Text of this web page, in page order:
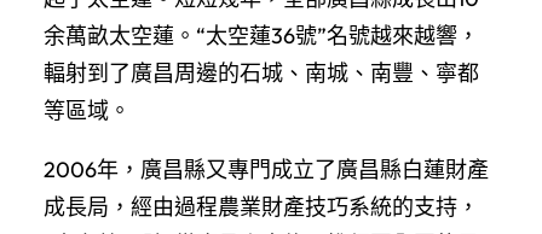
余萬畝太空蓮。“太空蓮36號”名號越來越響，
輻射到了廣昌周邊的石城、南城、南豐、寧都
等區域。
2006年，廣昌縣又專門成立了廣昌縣白蓮財產
成長局，經由過程農業財產技巧系統的支持，